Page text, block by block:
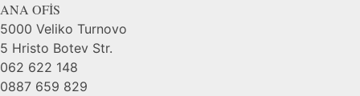
ANA OFİS
5000 Veliko Turnovo
5 Hristo Botev Str.
062 622 148
0887 659 829